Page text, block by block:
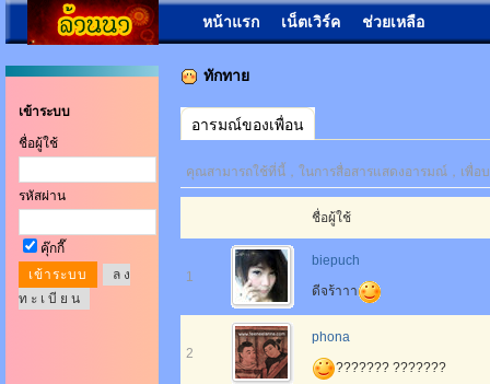
หน้าแรก เน็ตเวิร์ค ช่วยเหลือ
เข้าระบบ
ชื่อผู้ใช้
รหัสผ่าน
คุ๊กกี๊
ล ง
ท ะ เ บี ย น
ทักทาย
อารมณ์ของเพื่อน
คุณสามารถใช้ที่นี้，ในการสื่อสารแสดงอารมณ์，เพื่อ
ชื่อผู้ใช้
1
biepuch
ดีจร้าาา
2
phona
??????? ???????